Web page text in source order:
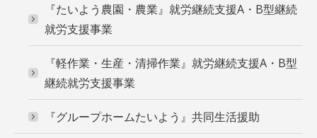
『たいよう農園・農業』就労継続支援A・B型継続
就労支援事業
『軽作業・生産・清掃作業』就労継続支援A・B型
継続就労支援事業
『グループホームたいよう』共同生活援助